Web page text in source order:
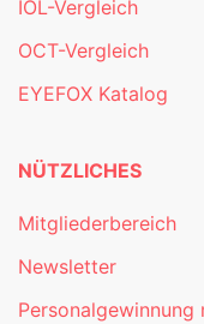
IOL-Vergleich
OCT-Vergleich
EYEFOX Katalog
NÜTZLICHES
Mitgliederbereich
Newsletter
Personalgewinnung